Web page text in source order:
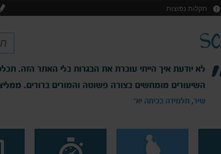
תקלות נפוצות
לא יודעת איך הייתי עוברת את הבגרות בלי האתר הזה.
השיעורים מומחשים בצורה פשוטה והמורים ברורים.
שיר, תלמידה בכיתה יא'